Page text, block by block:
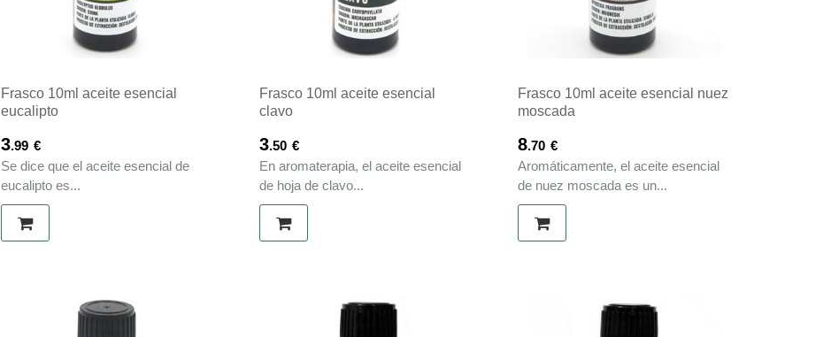
Frasco 10ml aceite esencial
eucalipto
3.99 €
Se dice que el aceite esencial de
eucalipto es...
Frasco 10ml aceite esencial
clavo
3.50 €
En aromaterapia, el aceite esencial
de hoja de clavo...
Frasco 10ml aceite esencial nuez
moscada
8.70 €
Aromáticamente, el aceite esencial
de nuez moscada es un...